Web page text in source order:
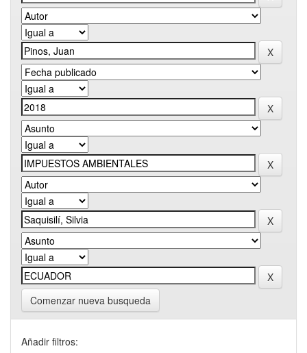
Comenzar nueva busqueda
Añadir filtros: